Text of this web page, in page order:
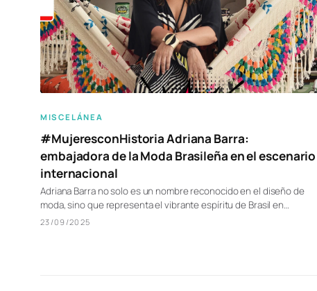
MISCELÁNEA
#MujeresconHistoria Adriana Barra:
embajadora de la Moda Brasileña en el escenario
internacional
Adriana Barra no solo es un nombre reconocido en el diseño de
moda, sino que representa el vibrante espíritu de Brasil en…
23/09/2025